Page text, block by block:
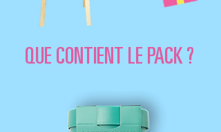
QUE CONTIENT LE PACK ?